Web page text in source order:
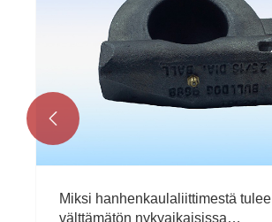
Miksi hanhenkaulaliittimestä tulee
välttämätön nykyaikaisissa
